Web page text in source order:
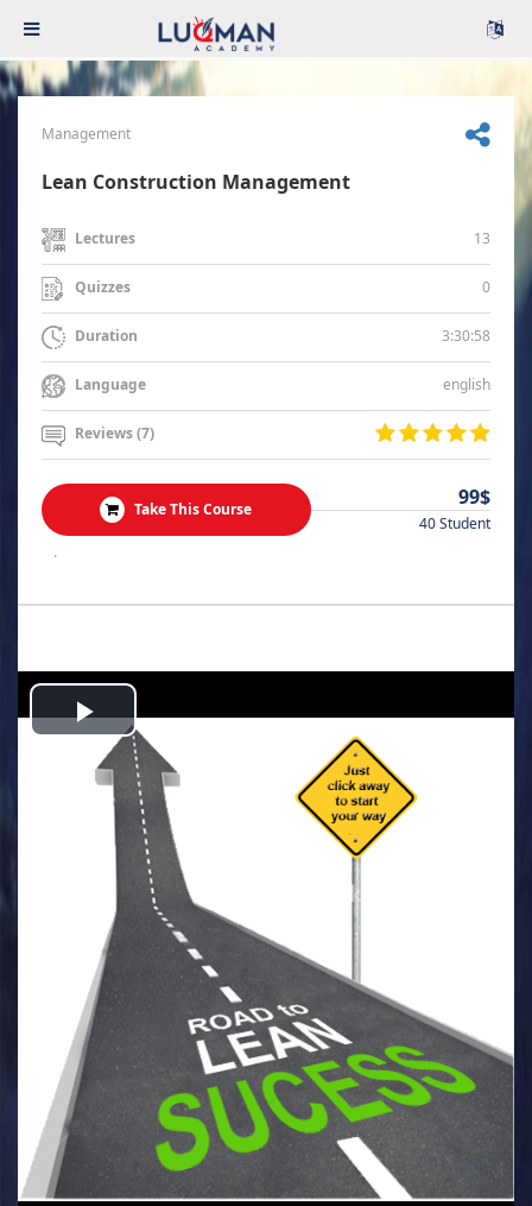
Management
Lean Construction Management
Lectures 13
Quizzes 0
Duration 3:30:58
Language english
Reviews (7)
Take This Course 99$
40 Student
.
Play
Video